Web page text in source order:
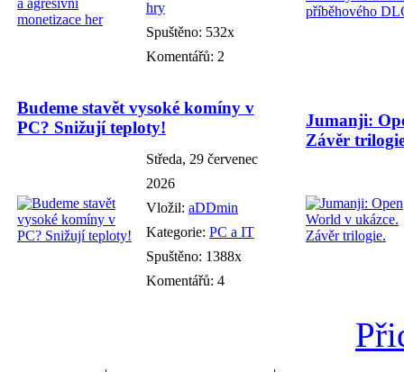
hry
Spuštěno: 532x
Komentářů: 2
Budeme stavět vysoké komíny v
PC? Snižují teploty!
Středa, 29 červenec
2026
Vložil: aDDmin
Kategorie: PC a IT
Spuštěno: 1388x
Komentářů: 4
Jumanji:
Závěr